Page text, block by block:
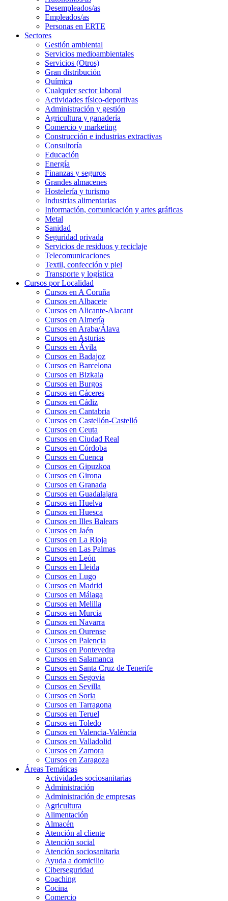
Desempleados/as
Empleados/as
Personas en ERTE
Sectores
Gestión ambiental
Servicios medioambientales
Servicios (Otros)
Gran distribución
Química
Cualquier sector laboral
Actividades físico-deportivas
Administración y gestión
Agricultura y ganadería
Comercio y marketing
Construcción e industrias extractivas
Consultoría
Educación
Energía
Finanzas y seguros
Grandes almacenes
Hostelería y turismo
Industrias alimentarias
Información, comunicación y artes gráficas
Metal
Sanidad
Seguridad privada
Servicios de residuos y reciclaje
Telecomunicaciones
Textil, confección y piel
Transporte y logística
Cursos por Localidad
Cursos en A Coruña
Cursos en Albacete
Cursos en Alicante-Alacant
Cursos en Almería
Cursos en Araba/Álava
Cursos en Asturias
Cursos en Ávila
Cursos en Badajoz
Cursos en Barcelona
Cursos en Bizkaia
Cursos en Burgos
Cursos en Cáceres
Cursos en Cádiz
Cursos en Cantabria
Cursos en Castellón-Castelló
Cursos en Ceuta
Cursos en Ciudad Real
Cursos en Córdoba
Cursos en Cuenca
Cursos en Gipuzkoa
Cursos en Girona
Cursos en Granada
Cursos en Guadalajara
Cursos en Huelva
Cursos en Huesca
Cursos en Illes Balears
Cursos en Jaén
Cursos en La Rioja
Cursos en Las Palmas
Cursos en León
Cursos en Lleida
Cursos en Lugo
Cursos en Madrid
Cursos en Málaga
Cursos en Melilla
Cursos en Murcia
Cursos en Navarra
Cursos en Ourense
Cursos en Palencia
Cursos en Pontevedra
Cursos en Salamanca
Cursos en Santa Cruz de Tenerife
Cursos en Segovia
Cursos en Sevilla
Cursos en Soria
Cursos en Tarragona
Cursos en Teruel
Cursos en Toledo
Cursos en Valencia-València
Cursos en Valladolid
Cursos en Zamora
Cursos en Zaragoza
Áreas Temáticas
Actividades sociosanitarias
Administración
Administración de empresas
Agricultura
Alimentación
Almacén
Atención al cliente
Atención social
Atención sociosanitaria
Ayuda a domicilio
Ciberseguridad
Coaching
Cocina
Comercio